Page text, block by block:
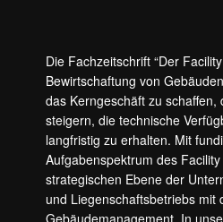
Die Fachzeitschrift “Der
Bewirtschaftung von
das Kerngeschäft zu
steigern, die technische
langfristig zu erhalten. Mit
Aufgabenspektrum des
strategischen Ebene der
und Liegenschaftsbetriebs